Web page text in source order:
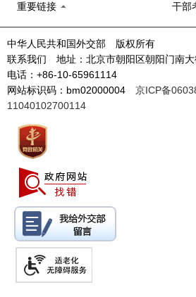
重要链接 干部
中华人民共和国外交部 版权所有
联系我们 地址：北京市朝阳区朝阳门南
电话：+86-10-65961114
网站标识码：bm02000004 京ICP备
11040102700114